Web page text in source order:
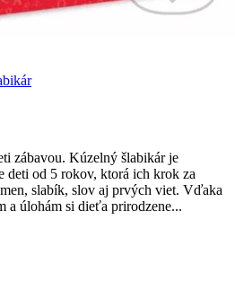
zábavou. Kúzelný šlabikár je
deti od 5 rokov, ktorá ich krok za
slabík, slov aj prvých viet. Vďaka
a úlohám si dieťa prirodzene...